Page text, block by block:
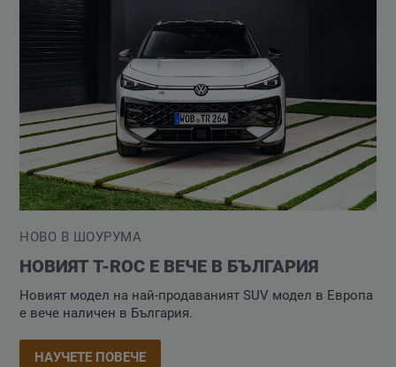
НОВО В ШОУРУМА
НОВИЯТ T-ROC Е ВЕЧЕ В БЪЛГАРИЯ
Новият модел на най-продаваният SUV модел в Европа
е вече наличен в България.
НАУЧЕТЕ ПОВЕЧЕ